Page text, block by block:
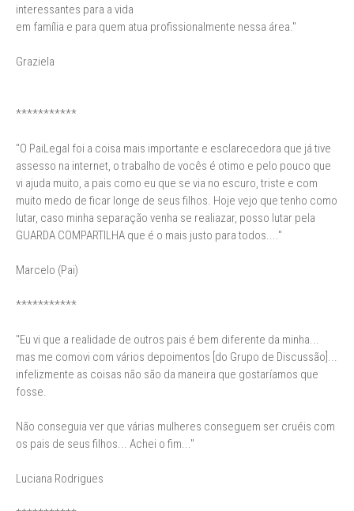
interessantes para a vida
em família e para quem atua profissionalmente nessa área."
Graziela
***********
"O PaiLegal foi a coisa mais importante e esclarecedora que já tive
assesso na internet, o trabalho de vocês é otimo e pelo pouco que
vi ajuda muito, a pais como eu que se via no escuro, triste e com
muito medo de ficar longe de seus filhos. Hoje vejo que tenho como
lutar, caso minha separação venha se realiazar, posso lutar pela
GUARDA COMPARTILHA que é o mais justo para todos...."
Marcelo (Pai)
***********
"Eu vi que a realidade de outros pais é bem diferente da minha...
mas me comovi com vários depoimentos [do Grupo de Discussão]...
infelizmente as coisas não são da maneira que gostaríamos que
fosse.
Não conseguia ver que várias mulheres conseguem ser cruéis com
os pais de seus filhos... Achei o fim..."
Luciana Rodrigues